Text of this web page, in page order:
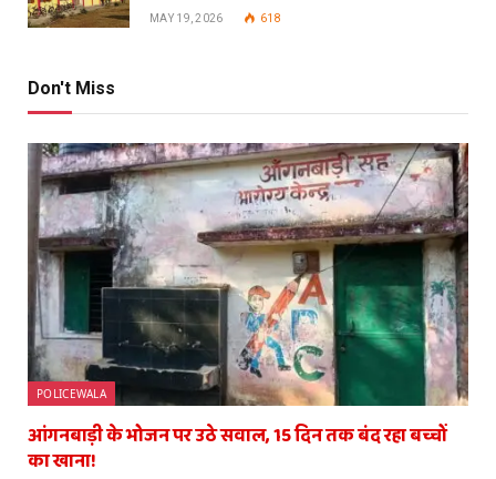
MAY 19, 2026 618
Don't Miss
POLICEWALA
आंगनबाड़ी के भोजन पर उठे सवाल, 15 दिन तक बंद रहा बच्चों
का खाना!